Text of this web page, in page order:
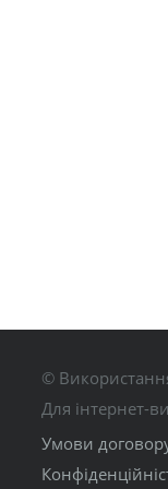
©
Для інтернет-
Умови